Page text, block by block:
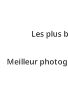
Les plus
Meilleur